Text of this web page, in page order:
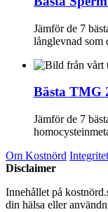
Jämför de 7
långlevnad som
Bästa TMG
Jämför de 7
Om Kostnörd
Disclaimer
Innehållet på
din hälsa eller